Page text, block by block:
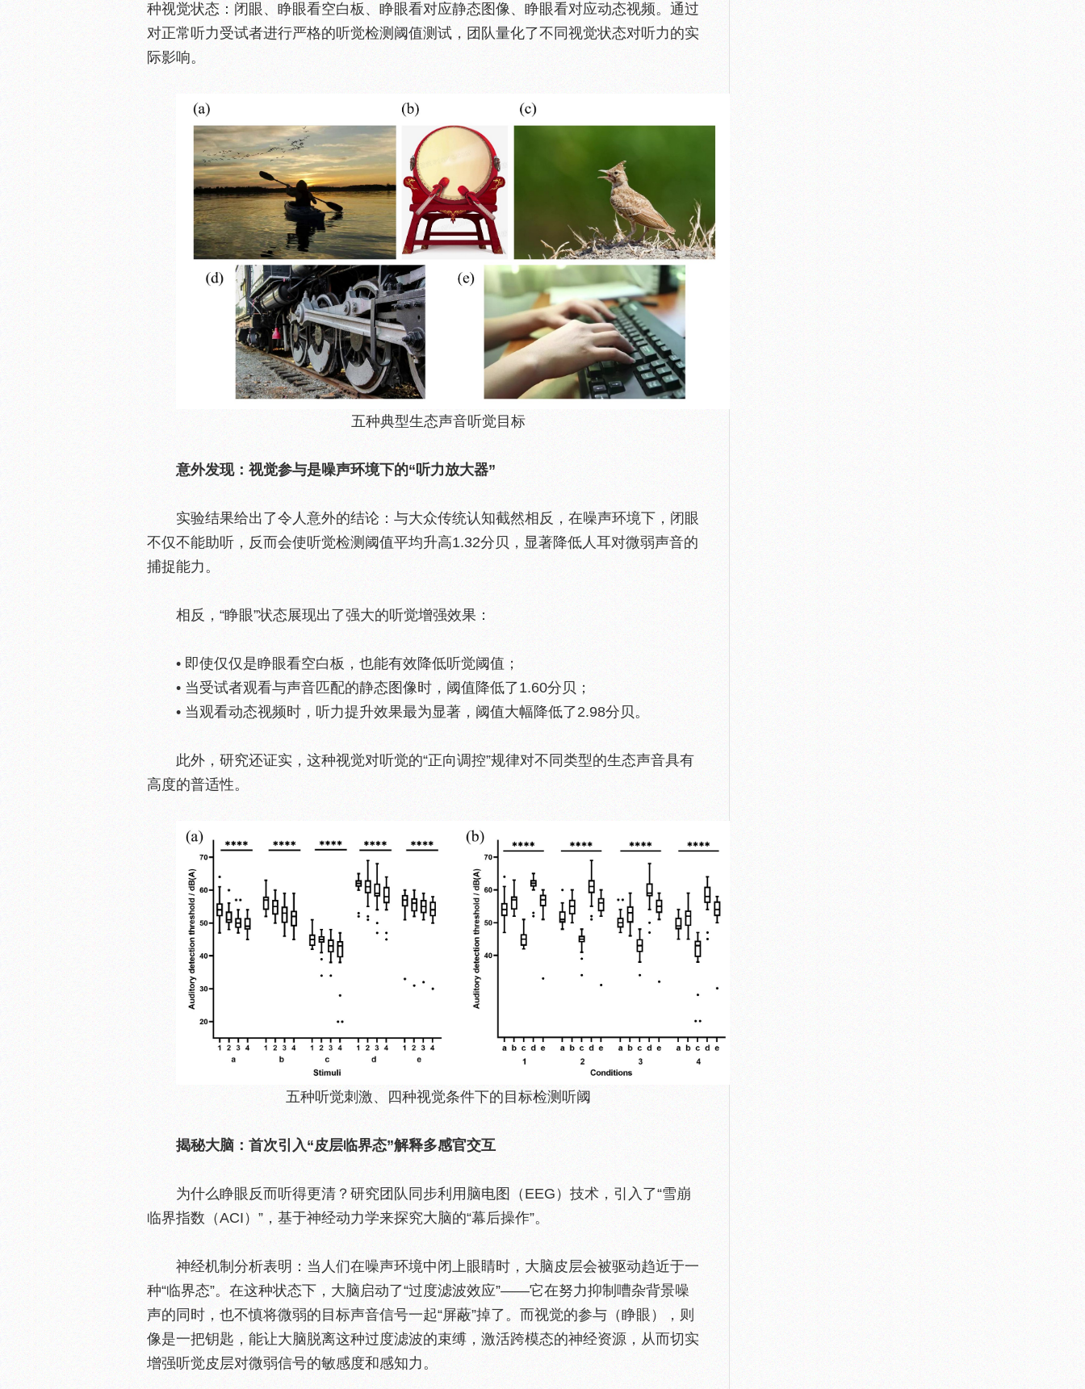
种视觉状态：闭眼、睁眼看空白板、睁眼看对应静态图像、睁眼看对应动态视频。通过
对正常听力受试者进行严格的听觉检测阈值测试，团队量化了不同视觉状态对听力的实
际影响。
五种典型生态声音听觉目标
意外发现：视觉参与是噪声环境下的“听力放大器”
实验结果给出了令人意外的结论：与大众传统认知截然相反，在噪声环境下，闭眼
不仅不能助听，反而会使听觉检测阈值平均升高1.32分贝，显著降低人耳对微弱声音的
捕捉能力。
相反，“睁眼”状态展现出了强大的听觉增强效果：
• 即使仅仅是睁眼看空白板，也能有效降低听觉阈值；
• 当受试者观看与声音匹配的静态图像时，阈值降低了1.60分贝；
• 当观看动态视频时，听力提升效果最为显著，阈值大幅降低了2.98分贝。
此外，研究还证实，这种视觉对听觉的“正向调控”规律对不同类型的生态声音具有
高度的普适性。
五种听觉刺激、四种视觉条件下的目标检测听阈
揭秘大脑：首次引入“皮层临界态”解释多感官交互
为什么睁眼反而听得更清？研究团队同步利用脑电图（EEG）技术，引入了“雪崩
临界指数（ACI）”，基于神经动力学来探究大脑的“幕后操作”。
神经机制分析表明：当人们在噪声环境中闭上眼睛时，大脑皮层会被驱动趋近于一
种“临界态”。在这种状态下，大脑启动了“过度滤波效应”——它在努力抑制嘈杂背景噪
声的同时，也不慎将微弱的目标声音信号一起“屏蔽”掉了。而视觉的参与（睁眼），则
像是一把钥匙，能让大脑脱离这种过度滤波的束缚，激活跨模态的神经资源，从而切实
增强听觉皮层对微弱信号的敏感度和感知力。